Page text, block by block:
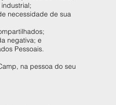
necessidade de sua
negativa; e
Pessoais.
na pessoa do seu